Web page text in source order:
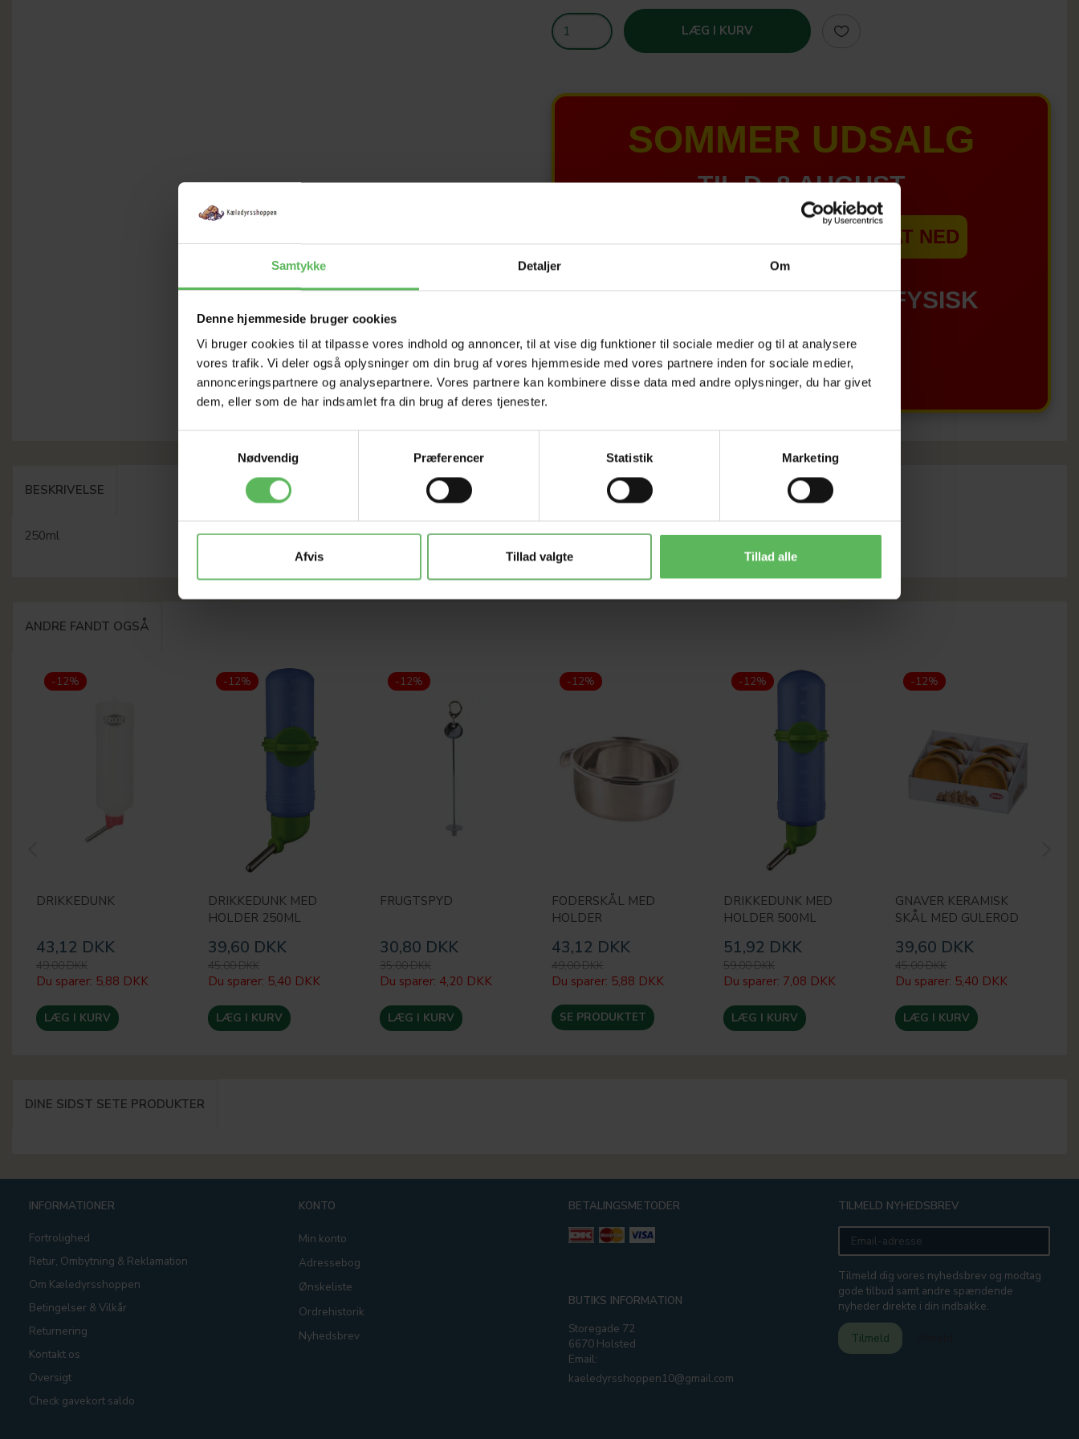
Samtykke Detaljer Om
Denne hjemmeside bruger cookies
Vi bruger cookies til at tilpasse vores indhold og annoncer, til at vise dig funktioner til sociale medier og til at analysere
vores trafik. Vi deler også oplysninger om din brug af vores hjemmeside med vores partnere inden for sociale medier,
annonceringspartnere og analysepartnere. Vores partnere kan kombinere disse data med andre oplysninger, du har givet
dem, eller som de har indsamlet fra din brug af deres tjenester.
Nødvendig
Præferencer Statistik Marketing
Afvis Tillad valgte Tillad alle
LÆG I KURV
SOMMER UDSALG
TIL D. 8 AUGUST
HELE WEBSHOPPEN ER SAT NED
Tilbud GÆLDER IKKE I FYSISK
BUTIKKERE
BESKRIVELSE
250ml
ANDRE FANDT OGSÅ
-12%
DRIKKEDUNK
43,12 DKK
49,00 DKK
Du sparer: 5,88 DKK
LÆG I KURV
-12%
DRIKKEDUNK MED
HOLDER 250ML
39,60 DKK
45,00 DKK
Du sparer: 5,40 DKK
LÆG I KURV
-12%
FRUGTSPYD
30,80 DKK
35,00 DKK
Du sparer: 4,20 DKK
LÆG I KURV
-12%
FODERSKÅL MED
HOLDER
43,12 DKK
49,00 DKK
Du sparer: 5,88 DKK
SE PRODUKTET
-12%
DRIKKEDUNK MED
HOLDER 500ML
51,92 DKK
59,00 DKK
Du sparer: 7,08 DKK
LÆG I KURV
-12%
GNAVER KERAMISK
SKÅL MED GULEROD
39,60 DKK
45,00 DKK
Du sparer: 5,40 DKK
LÆG I KURV
DINE SIDST SETE PRODUKTER
INFORMATIONER
Fortrolighed
Retur, Ombytning & Reklamation
Om Kæledyrsshoppen
Betingelser & Vilkår
Returnering
Kontakt os
Oversigt
Check gavekort saldo
KONTO
Min konto
Adressebog
Ønskeliste
Ordrehistorik
Nyhedsbrev
BETALINGSMETODER
BUTIKS INFORMATION
Storegade 72
6670 Holsted
Email:
kaeledyrsshoppen10@gmail.com
TILMELD NYHEDSBREV
Email-
adresse
Tilmeld dig vores nyhedsbrev og modtag
gode tilbud samt andre spændende
nyheder direkte i din indbakke.
Tilmeld